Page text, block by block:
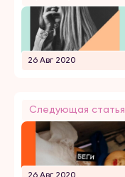
26 Авг 2020
Следующая статья
26 Авг 2020